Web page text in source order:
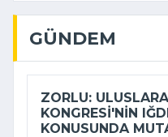
GÜNDEM
ZORLU:
KONGRESI'NIN
KONUSUNDA